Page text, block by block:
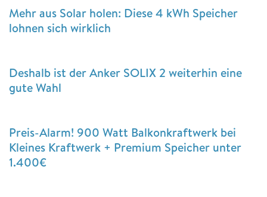
Mehr aus Solar holen: Diese 4 kWh Speicher
lohnen sich wirklich
Deshalb ist der Anker SOLIX 2 weiterhin eine
gute Wahl
Preis-Alarm! 900 Watt Balkonkraftwerk bei
Kleines Kraftwerk + Premium Speicher unter
1.400€